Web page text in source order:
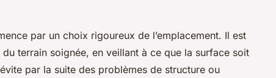
par un choix rigoureux de l’emplacement. Il est
terrain soignée, en veillant à ce que la surface soit
par la suite des problèmes de structure ou